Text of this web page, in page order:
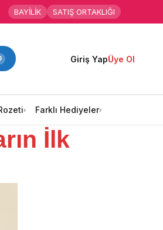
BAYİLİK SATIŞ ORTAKLIĞI
Giriş YapÜye Ol
Farklı Hediyeler
İlk